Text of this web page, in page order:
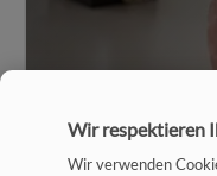
Wir respektieren
Wir verwenden